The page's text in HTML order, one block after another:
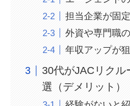
担当企業が固
外資や専門職
年収アップが
30代がJACリク
選（デメリット）